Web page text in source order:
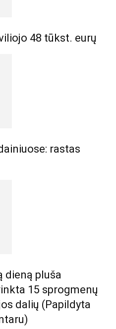
48 tūkst. eurų
rastas
dieną pluša
15 sprogmenų
dalių (Papildyta